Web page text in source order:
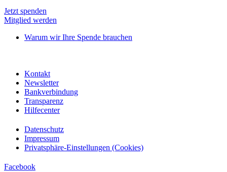
Jetzt spenden
Mitglied werden
Warum wir Ihre Spende brauchen
Kontakt
Newsletter
Bankverbindung
Transparenz
Hilfecenter
Datenschutz
Impressum
Privatsphäre-Einstellungen (Cookies)
Facebook